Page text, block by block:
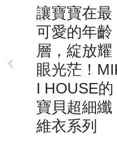
讓寶寶在最
可愛的年齡
層，綻放耀
眼光茫！
I HOUSE的
寶貝超細纖
維衣系列